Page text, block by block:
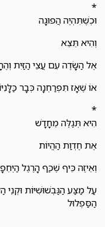
*
וּכְשֶׁתִּהְיֶה הֲפוּגָה
וְהִיא תֵּצֵא
אֶל הַשָּׂדֶה עִם עֲצֵי הַזַּיִת
אוֹ שֶׁאָז תִּפְרַחְנָה כְּבָר
*
הִיא תְּגַלֶּה מֵחָדָשׁ
אֶת חֶדְוַת הַהֱיוֹת
וְאֵיזֶה כֵּיף שֶׁכַּף הָרֶגֶל
עַל מַצַּע הַגַּבְשׁוּשִׁיּוֹת וּקְנֵי
הַסַּפְלוּל